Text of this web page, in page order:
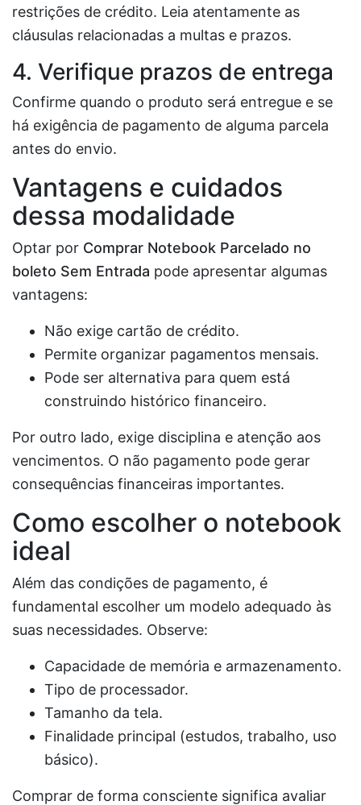
restrições de crédito. Leia atentamente as
cláusulas relacionadas a multas e prazos.
4. Verifique prazos de entrega
Confirme quando o produto será entregue e se
há exigência de pagamento de alguma parcela
antes do envio.
Vantagens e cuidados
dessa modalidade
Optar por Comprar Notebook Parcelado no
boleto Sem Entrada pode apresentar algumas
vantagens:
Não exige cartão de crédito.
Permite organizar pagamentos mensais.
Pode ser alternativa para quem está
construindo histórico financeiro.
Por outro lado, exige disciplina e atenção aos
vencimentos. O não pagamento pode gerar
consequências financeiras importantes.
Como escolher o notebook
ideal
Além das condições de pagamento, é
fundamental escolher um modelo adequado às
suas necessidades. Observe:
Capacidade de memória e armazenamento.
Tipo de processador.
Tamanho da tela.
Finalidade principal (estudos, trabalho, uso
básico).
Comprar de forma consciente significa avaliar